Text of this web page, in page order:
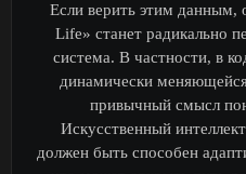
Если верить этим данным,
Life» станет радикально
система. В частности, в
динамически
привычный смысл
Искусственный
должен быть способен